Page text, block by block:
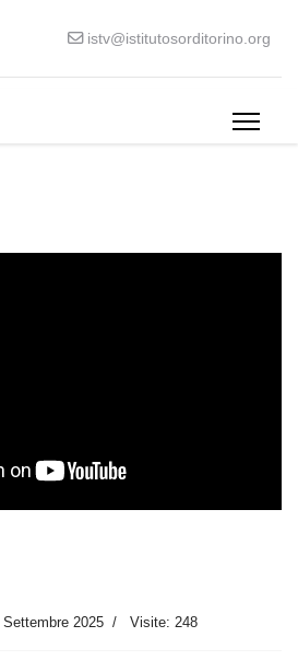
istv@istitutosorditorino.org
Settembre 2025 Visite: 248